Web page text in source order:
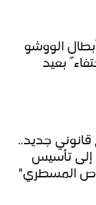
الووشو
بعيد
جديد..
إلى تأسيس
المسطري"